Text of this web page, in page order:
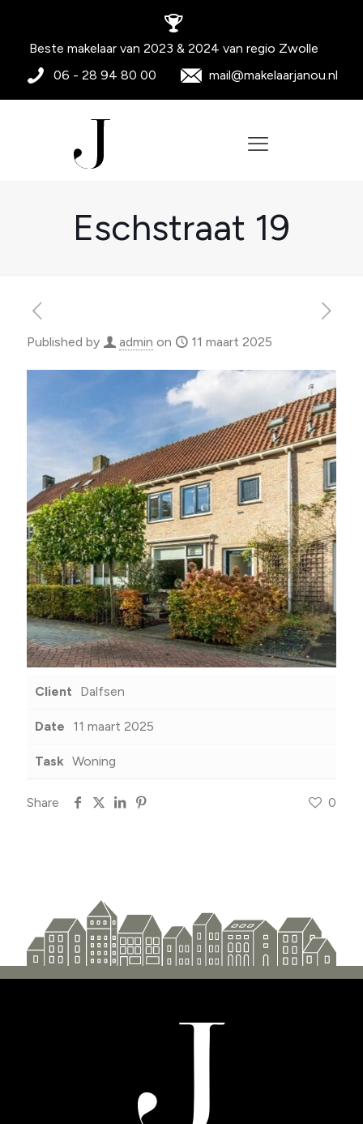
Beste makelaar van 2023 & 2024 van regio Zwolle
06 - 28 94 80 00
mail@makelaarjanou.nl
Eschstraat 19
Published by admin on 11 maart 2025
Client Dalfsen
Date 11 maart 2025
Task Woning
Share 0